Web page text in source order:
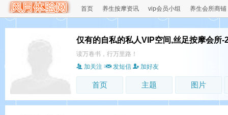
首页 养生按摩资讯 vip会员小组 养生会所商铺
仅有的自私的私人VIP空间,丝足按摩会所-
读万卷书，行万里路！
加关注
发短信 加好友
首页 主题 图片